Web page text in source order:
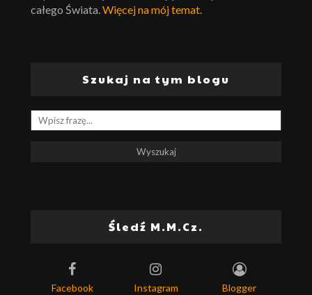
całego Świata. Więcej na mój temat
Szukaj na tym blogu
Śledź M.M.Cz.
Facebook Instagram Blogger